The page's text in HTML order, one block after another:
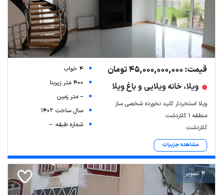
قیمت: 45,000,000,000 تومان
ویلا، خانه ویلایی و باغ ویلا
ویلا استخردار کلید نخورده شخصی ساز
منطقه 1 کلاردشت
کلاردشت
مشاهده جزییات
4 خواب
400 متر زیربنا
-- متر زمین
سال ساخت 1402
شماره طبقه: --
4 تصویر